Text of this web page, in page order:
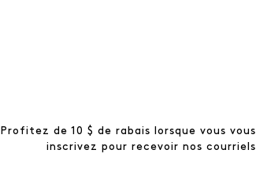
Profitez de 10 $ de rabais lorsque vous vous
inscrivez pour recevoir nos courriels